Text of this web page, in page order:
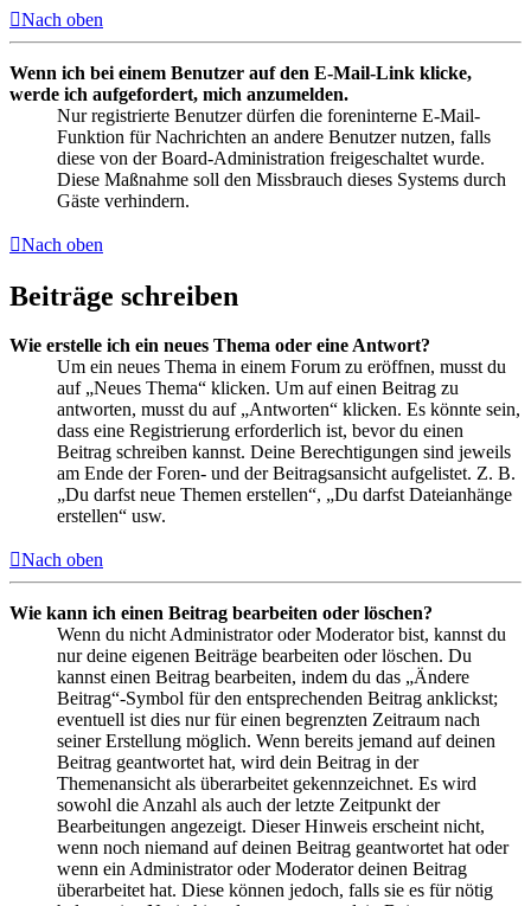
Nach oben
Wenn ich bei einem Benutzer auf den E-Mail-Link klicke,
werde ich aufgefordert, mich anzumelden.
Nur registrierte Benutzer dürfen die foreninterne E-Mail-
Funktion für Nachrichten an andere Benutzer nutzen, falls
diese von der Board-Administration freigeschaltet wurde.
Diese Maßnahme soll den Missbrauch dieses Systems durch
Gäste verhindern.
Nach oben
Beiträge schreiben
Wie erstelle ich ein neues Thema oder eine Antwort?
Um ein neues Thema in einem Forum zu eröffnen, musst du
auf „Neues Thema“ klicken. Um auf einen Beitrag zu
antworten, musst du auf „Antworten“ klicken. Es könnte sein,
dass eine Registrierung erforderlich ist, bevor du einen
Beitrag schreiben kannst. Deine Berechtigungen sind jeweils
am Ende der Foren- und der Beitragsansicht aufgelistet. Z. B.
„Du darfst neue Themen erstellen“, „Du darfst Dateianhänge
erstellen“ usw.
Nach oben
Wie kann ich einen Beitrag bearbeiten oder löschen?
Wenn du nicht Administrator oder Moderator bist, kannst du
nur deine eigenen Beiträge bearbeiten oder löschen. Du
kannst einen Beitrag bearbeiten, indem du das „Ändere
Beitrag“-Symbol für den entsprechenden Beitrag anklickst;
eventuell ist dies nur für einen begrenzten Zeitraum nach
seiner Erstellung möglich. Wenn bereits jemand auf deinen
Beitrag geantwortet hat, wird dein Beitrag in der
Themenansicht als überarbeitet gekennzeichnet. Es wird
sowohl die Anzahl als auch der letzte Zeitpunkt der
Bearbeitungen angezeigt. Dieser Hinweis erscheint nicht,
wenn noch niemand auf deinen Beitrag geantwortet hat oder
wenn ein Administrator oder Moderator deinen Beitrag
überarbeitet hat. Diese können jedoch, falls sie es für nötig